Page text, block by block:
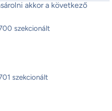
akkor a következő
szekcionált
szekcionált